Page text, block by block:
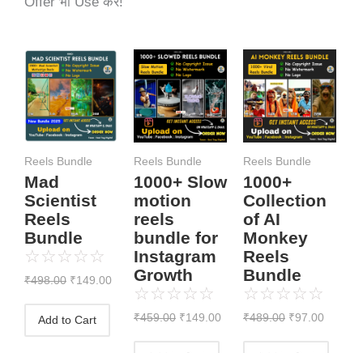
Reels Bundle
Mad
Scientist
Reels
Bundle
☆☆☆☆☆
₹498.00
Original
price
was:
₹498.00.
₹149.00
Current
price
is:
₹149.00.
Add to Cart
Reels Bundle
1000+ Slow
motion
reels
bundle for
Instagram
Growth
☆☆☆☆☆
₹459.00
Original
price
was:
₹459.00.
₹149.00
Current
price
is:
₹149.00.
Reels Bundle
1000+
Collection
of AI
Monkey
Reels
Bundle
☆☆☆☆☆
₹489.00
Original
price
was:
₹489.00.
₹97.00
Current
price
is:
₹97.00.